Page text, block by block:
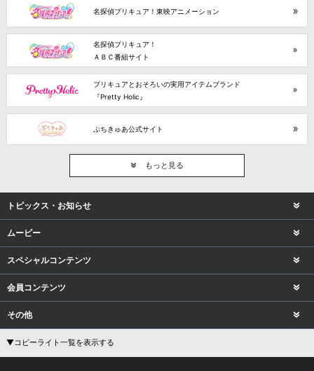
名探偵プリキュア！東映アニメーション
名探偵プリキュア！
ＡＢＣ番組サイト
プリキュアとおそろいの実用アイテムブランド
『Pretty Holic』
ぷちきゅあ公式サイト
もっと見る
トピックス・お知らせ
ムービー
スペシャルコンテンツ
会員コンテンツ
その他
▼コピーライト一覧を表示する